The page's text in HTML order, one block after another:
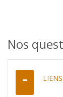
Nos